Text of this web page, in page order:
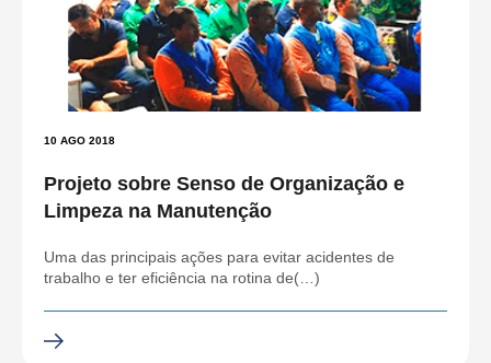
10 AGO 2018
Projeto sobre Senso de Organização e
Limpeza na Manutenção
Uma das principais ações para evitar acidentes de
trabalho e ter eficiência na rotina de(…)